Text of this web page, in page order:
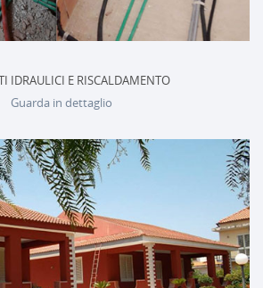
IDRAULICI E RISCALDAMENTO
Guarda in dettaglio